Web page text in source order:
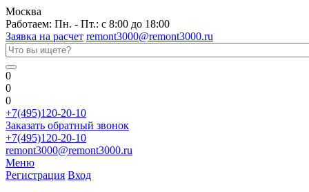
Москва
Работаем: Пн. - Пт.: с 8:00 до 18:00
Заявка на расчет remont3000@remont3000.ru
0
0
0
+7(495)120-20-10
Заказать обратный звонок
+7(495)120-20-10
remont3000@remont3000.ru
Меню
Регистрация Вход